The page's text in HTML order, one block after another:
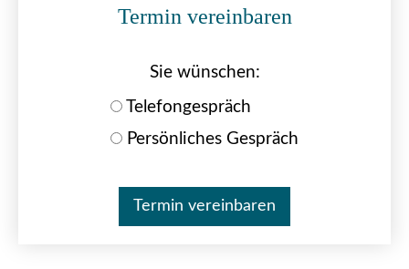
Termin ver­ein­baren
Sie wün­schen:
Tele­fon­ge­spräch
Persönliches Gespräch